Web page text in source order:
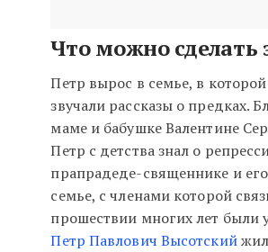
Что можно сделать
Петр вырос в семье, в которой
звучали рассказы о предках.
маме и бабушке Валентине
Петр с детства знал о
прапрадеде-священнике и
семье, с членами которой
прошествии многих лет были
Петр Павлович Высотский